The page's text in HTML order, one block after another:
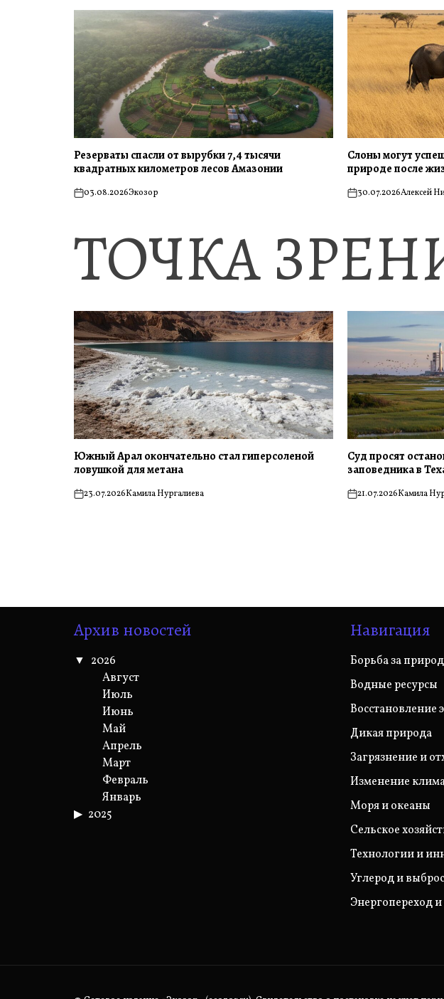
Резерваты спасли от вырубки 7,4 тысячи
квадратных километров лесов Амазонии
on03.08.2026Экозор
Слоны могут
природе после
on30.07.2026Алексей
ТОЧКА
Южный Арал окончательно стал гиперсоленой
ловушкой для метана
on23.07.2026Камила Нургалиева
Суд просят
заповедника в
on21.07.2026Камила
Архив новостей
2026
Август
Июль
Июнь
Май
Апрель
Март
Февраль
Январь
2025
Навигация
Борьба за
Водные ресурсы
Восстановление
Дикая природа
Загрязнение и
Изменение
Моря и океаны
Сельское
Технологии и
Углерод и
Энергопереход